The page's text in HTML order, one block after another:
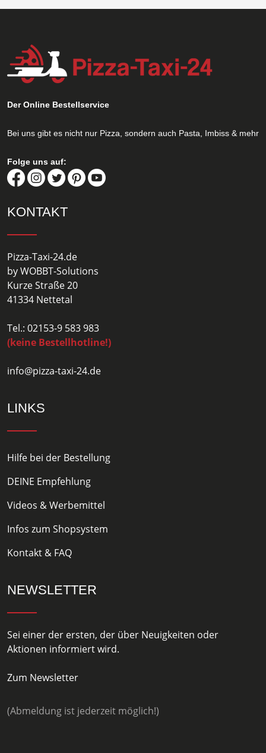
Der Online Bestellservice
Bei uns gibt es nicht nur Pizza, sondern auch Pasta, Imbiss & mehr
Folge uns auf:
KONTAKT
Pizza-Taxi-24.de
by WOBBT-Solutions
Kurze Straße 20
41334 Nettetal
Tel.: 02153-9 583 983
(keine Bestellhotline!)
info@pizza-taxi-24.de
LINKS
Hilfe bei der Bestellung
DEINE Empfehlung
Videos & Werbemittel
Infos zum Shopsystem
Kontakt & FAQ
NEWSLETTER
Sei einer der ersten, der über Neuigkeiten oder
Aktionen informiert wird.
Zum Newsletter
(Abmeldung ist jederzeit möglich!)